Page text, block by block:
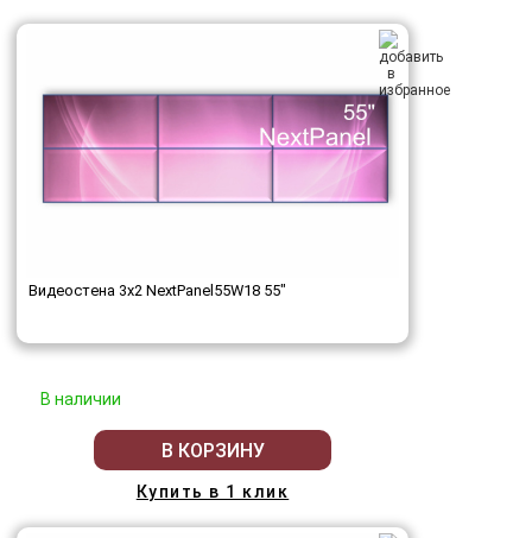
Видеостена 3x2 NextPanel55W18 55"
В наличии
В КОРЗИНУ
Купить в 1 клик